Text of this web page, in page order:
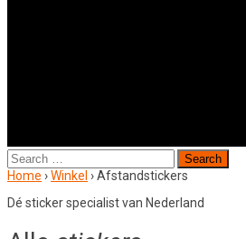
Search
for:
Home ›Winkel ›Afstandstickers
Dé sticker specialist van Nederland